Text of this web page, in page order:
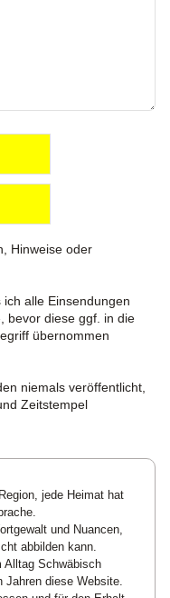
Hinweise oder
alle Einsendungen
bevor diese ggf. in die
übernommen
niemals veröffentlicht,
Zeitstempel
jede Heimat hat
und Nuancen,
abbilden kann.
Alltag Schwäbisch
diese Website.